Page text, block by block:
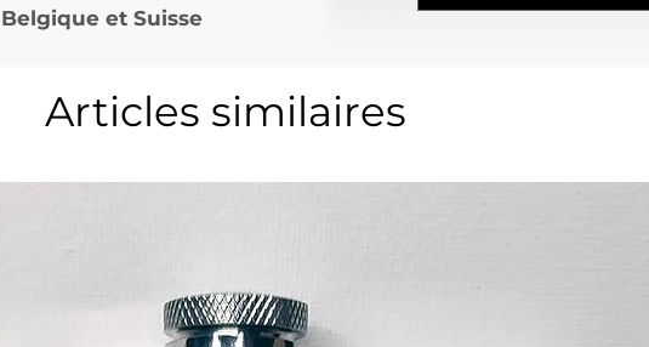
et Suisse
Articles similaires